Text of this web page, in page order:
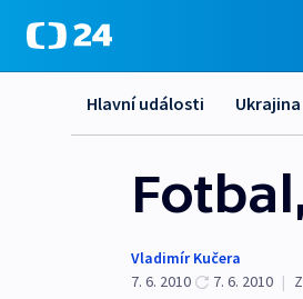
Hlavní události Ukrajina
Vladimír Kučera
7. 6. 2010
7. 6. 2010 |